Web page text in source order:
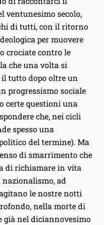
ventunesimo secolo,
di tutti, con il ritorno
per muovere
crociate contro le
che una volta si
il tutto dopo oltre un
progressismo sociale
certe questioni una
che, nei cicli
spesso una
del termine). Ma
di smarrimento che
di richiamare in vita
ad
le nostre notti
nella morte di
già nel diciannovesimo